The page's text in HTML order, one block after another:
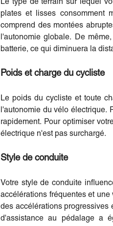
Le type de terrain sur lequel
plates et lisses consomment
comprend des montées
l'autonomie globale. De
batterie, ce qui diminuera la
Poids et charge du cycliste
Le poids du cycliste et toute
l'autonomie du vélo électrique.
rapidement. Pour optimiser
électrique n'est pas surchargé.
Style de conduite
Votre style de conduite
accélérations fréquentes et
des accélérations progressives
d'assistance au pédalage a